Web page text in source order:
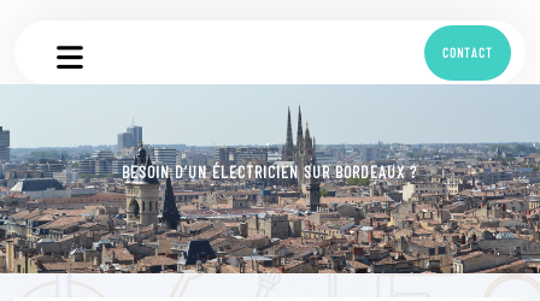
CONTACT
.
BESOIN D’UN ÉLECTRICIEN SUR BORDEAUX ?